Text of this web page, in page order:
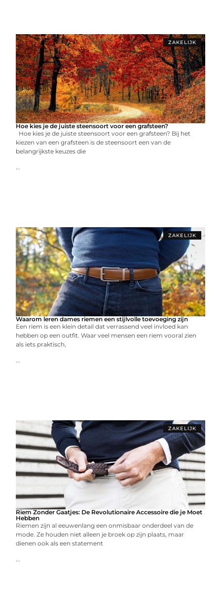
ZAKELIJK
Hoe kies je de juiste steensoort voor een grafsteen?
Hoe kies je de juiste steensoort voor een grafsteen? Bij het
kiezen van een grafsteen is de steensoort een van de
belangrijkste keuzes die
...
ZAKELIJK
Waarom leren dames riemen een stijlvolle toevoeging zijn
Een riem is een klein detail dat verrassend veel invloed kan
hebben op een outfit. Waar veel mensen een riem vooral zien
als iets praktisch,
...
ZAKELIJK
Riem Zonder Gaatjes: De Revolutionaire Accessoire die je Moet
Hebben
Riemen zijn al eeuwenlang een onmisbaar onderdeel van de
mode. Ze houden niet alleen je broek op zijn plaats, maar
dienen ook als een statement
...